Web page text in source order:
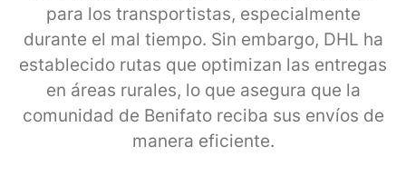
para los transportistas, especialmente
durante el mal tiempo. Sin embargo, DHL ha
establecido rutas que optimizan las entregas
en áreas rurales, lo que asegura que la
comunidad de Benifato reciba sus envíos de
manera eficiente.